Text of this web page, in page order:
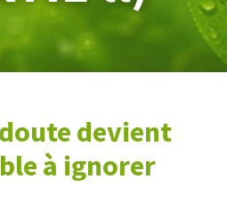
devient
à ignorer